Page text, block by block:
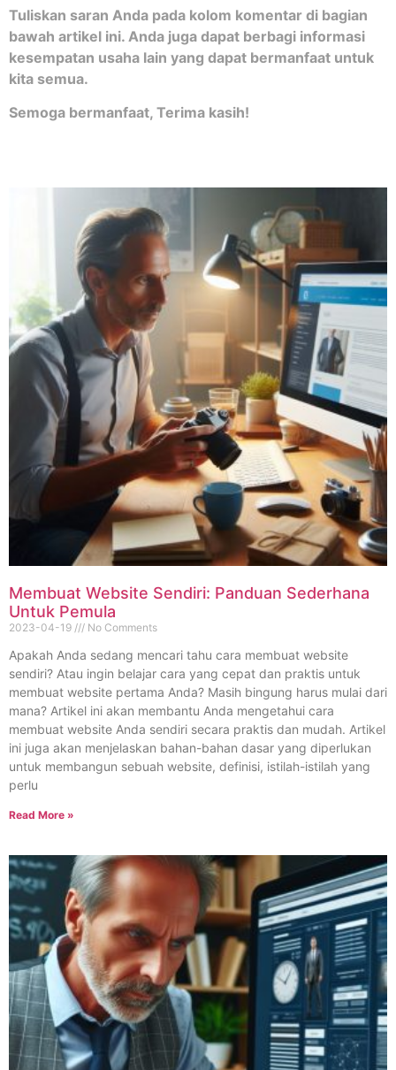
Tuliskan saran Anda pada kolom komentar di bagian
bawah artikel ini. Anda juga dapat berbagi informasi
kesempatan usaha lain yang dapat bermanfaat untuk
kita semua.
Semoga bermanfaat, Terima kasih!
Membuat Website Sendiri: Panduan Sederhana
Untuk Pemula
2023-04-19 No Comments
Apakah Anda sedang mencari tahu cara membuat website
sendiri? Atau ingin belajar cara yang cepat dan praktis untuk
membuat website pertama Anda? Masih bingung harus mulai dari
mana? Artikel ini akan membantu Anda mengetahui cara
membuat website Anda sendiri secara praktis dan mudah. Artikel
ini juga akan menjelaskan bahan-bahan dasar yang diperlukan
untuk membangun sebuah website, definisi, istilah-istilah yang
perlu
Read More »